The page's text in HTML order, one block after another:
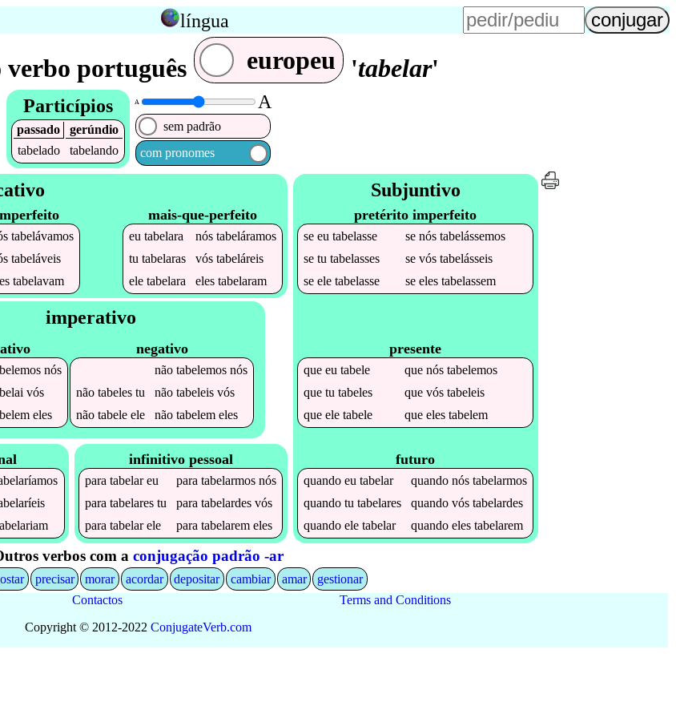
língua
verbo português europeu 'tabelar'
Particípios
passado
gerúndio
tabelado
tabelando
A A
sem padrão
com pronomes
tabelávamos
tabeláveis
tabelavam
mais-que-perfeito
eutabelara nóstabeláramos
tutabelaras vóstabeláreis
eletabelara elestabelaram
imperativo
nós
vós
eles
negativo
não tabelemosnós
não tabelestu não tabeleisvós
não tabeleele não tabelemeles
infinitivo pessoal
paratabelareu paratabelarmos nós
paratabelares tu paratabelardes vós
paratabelarele paratabelarem eles
Subjuntivo
pretérito imperfeito
seeutabelasse senóstabelássemos
setutabelasses sevóstabelásseis
seeletabelasse seelestabelassem
presente
queeutabele quenóstabelemos
quetutabeles quevóstabeleis
queeletabele queelestabelem
futuro
quandoeutabelar quandonóstabelarmos
quandotutabelares quandovóstabelardes
quandoeletabelar quandoelestabelarem
verbos com a conjugação padrão -ar
precisar morar acordar depositar cambiar amar
gestionar
Contactos
Terms and Conditions
Copyright © 2012-2022 ConjugateVerb.com